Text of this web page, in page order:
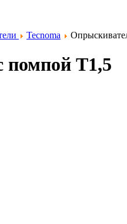
Tecnoma
помпой T1,5